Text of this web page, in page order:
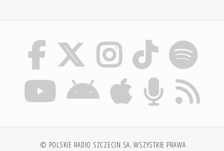
© POLSKIE RADIO SZCZECIN SA. WSZYSTKIE PRAWA